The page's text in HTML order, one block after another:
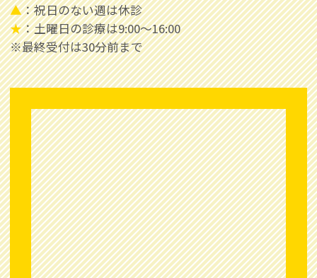
▲：祝日のない週は休診
★：土曜日の診療は9:00～16:00
※最終受付は30分前まで